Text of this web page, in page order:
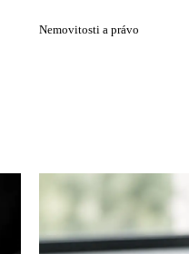
Nemovitosti a právo